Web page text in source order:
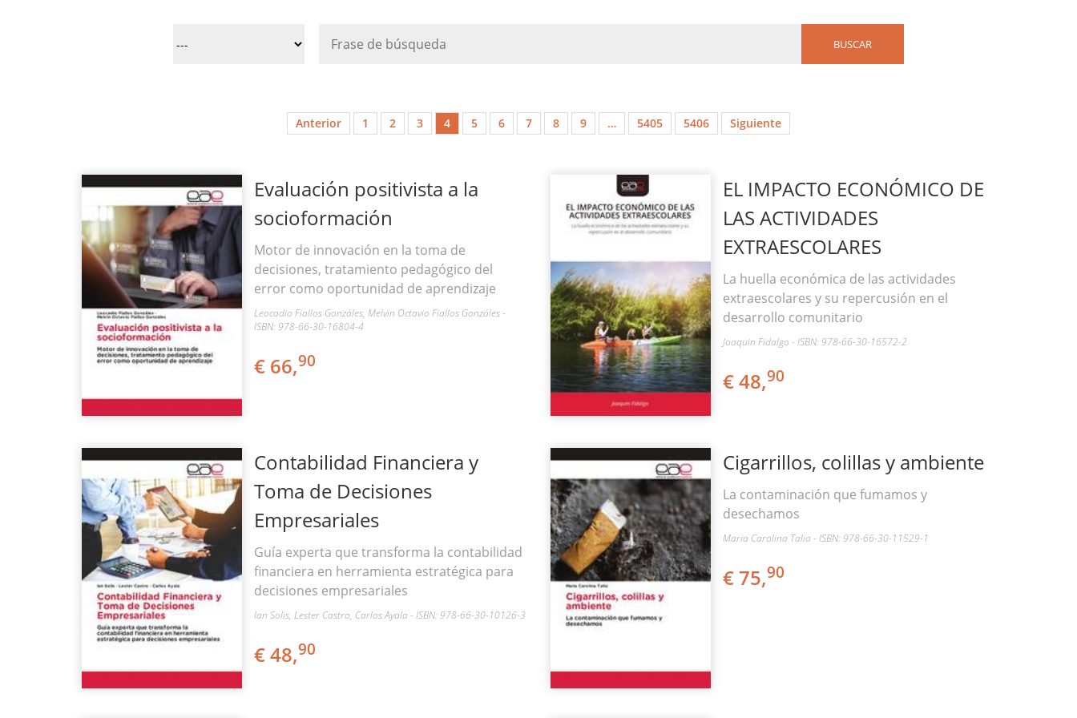
Anterior 1 2 3 4 5 6 7 8 9 … 5405 5406 Siguiente
Evaluación positivista a la
socioformación
Motor de innovación en la toma de
decisiones, tratamiento pedagógico del
error como oportunidad de aprendizaje
Leocadio Fiallos Gonzáles, Melvin Octavio Fiallos Gonzáles -
ISBN: 978-66-30-16804-4
€ 66,90
EL IMPACTO ECONÓMICO DE
LAS ACTIVIDADES
EXTRAESCOLARES
La huella económica de las actividades
extraescolares y su repercusión en el
desarrollo comunitario
Joaquin Fidalgo - ISBN: 978-66-30-16572-2
€ 48,90
Contabilidad Financiera y
Toma de Decisiones
Empresariales
Guía experta que transforma la contabilidad
financiera en herramienta estratégica para
decisiones empresariales
Ian Solis, Lester Castro, Carlos Ayala - ISBN: 978-66-30-10126-3
€ 48,90
Cigarrillos, colillas y ambiente
La contaminación que fumamos y
desechamos
Maria Carolina Talio - ISBN: 978-66-30-11529-1
€ 75,90